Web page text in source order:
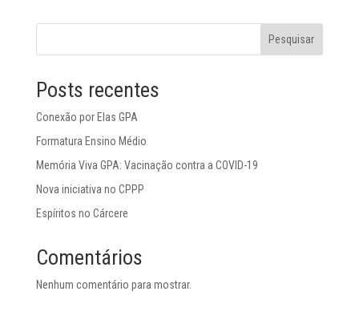
Pesquisar
Posts recentes
Conexão por Elas GPA
Formatura Ensino Médio
Memória Viva GPA: Vacinação contra a COVID-19
Nova iniciativa no CPPP
Espíritos no Cárcere
Comentários
Nenhum comentário para mostrar.